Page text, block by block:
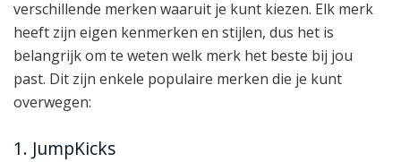
verschillende merken waaruit je kunt kiezen. Elk merk
heeft zijn eigen kenmerken en stijlen, dus het is
belangrijk om te weten welk merk het beste bij jou
past. Dit zijn enkele populaire merken die je kunt
overwegen:
1. JumpKicks